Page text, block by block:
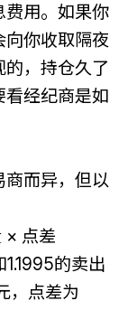
费用。如果你
你收取隔夜
，持仓久了
经纪商是如
而异，但以
× 点差
的卖出
，点差为